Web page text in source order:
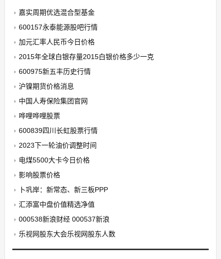
嘉实周期优选混合型基金
600157永泰能源股吧行情
加元汇率人民币今日价格
2015年全球白银存量2015白银价格多少一克
600975新五丰历史行情
沪镍期货价格消息
中国人寿保险集团官网
哗哩哗哩股票
600839四川长虹股票行情
2023下一轮油价调整时间
电煤5500大卡今日价格
影响股票价格
卜巩岸：新常态、新三板PPP
汇添富中盘价值精选净值
000538新浪财经 000537新浪
乐视网股东大会乐视网股东人数